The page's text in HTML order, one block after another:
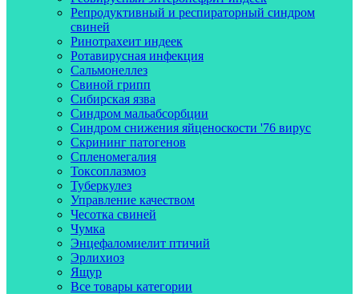
Репродуктивный и респираторный синдром
свиней
Ринотрахеит индеек
Ротавирусная инфекция
Сальмонеллез
Свиной грипп
Сибирская язва
Синдром мальабсорбции
Синдром снижения яйценоскости '76 вирус
Скрининг патогенов
Спленомегалия
Токсоплазмоз
Туберкулез
Управление качеством
Чесотка свиней
Чумка
Энцефаломиелит птичий
Эрлихиоз
Ящур
Все товары категории